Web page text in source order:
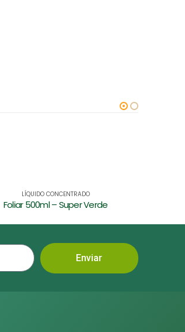
LÍQUIDO CONCENTRADO
Enraizador 120ml – Super Verde
Enviar